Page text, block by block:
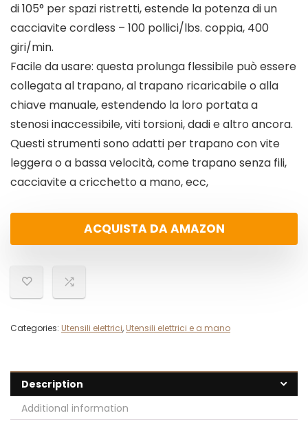
di 105° per spazi ristretti, estende la potenza di un
cacciavite cordless – 100 pollici/lbs. coppia, 400
giri/min.
Facile da usare: questa prolunga flessibile può essere
collegata al trapano, al trapano ricaricabile o alla
chiave manuale, estendendo la loro portata a
stenosi inaccessibile, viti torsioni, dadi e altro ancora.
Questi strumenti sono adatti per trapano con vite
leggera o a bassa velocità, come trapano senza fili,
cacciavite a cricchetto a mano, ecc,
ACQUISTA DA AMAZON
Categories: Utensili elettrici, Utensili elettrici e a mano
Description
Additional information